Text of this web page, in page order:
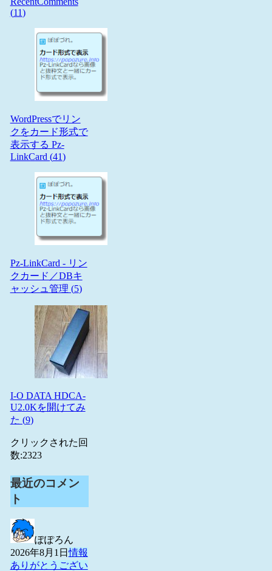
(11)
WordPressでリン
クをカード形式で
表示する Pz-
LinkCard (41)
Pz-LinkCard - リン
クカード／DBキ
ャッシュ管理 (5)
I-O DATA HDCA-
U2.0Kを開けてみ
た (9)
クリックされた回
数:2323
最近のコメン
ト
ぽぽろん
2026年8月1日情報
ありがとうござい